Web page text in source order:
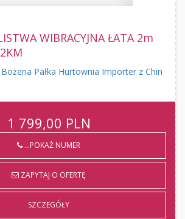
WIBRACYJNA ŁATA 2m
Pałka Hurtownia Importer z Chin
1 799,00 PLN
...POKAŻ NUMER
ZAPYTAJ O OFERTĘ
SZCZEGÓŁY